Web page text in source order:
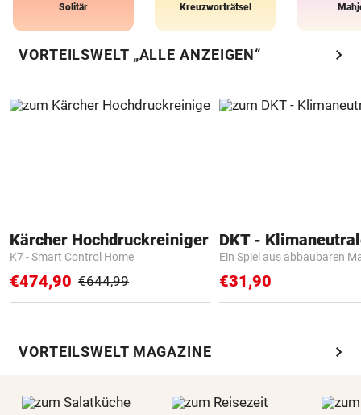
Solitär Kreuzworträtsel
VORTEILSWELT „ALLE ANZEIGEN“ chevron_right
Kärcher Hochdruckreiniger
K7 - Smart Control Home
€474,90 €644,99
Ein Spiel aus abbaubaren
€31,90
VORTEILSWELT MAGAZINE chevron_right